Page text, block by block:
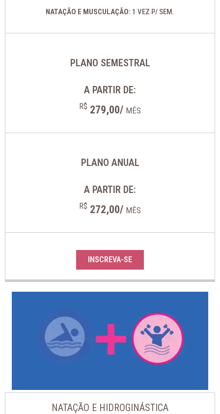
NATAÇÃO E MUSCULAÇÃO: 1 VEZ P/ SEM.
PLANO SEMESTRAL
A PARTIR DE:
R$ 279,00/ MÊS
PLANO ANUAL
A PARTIR DE:
R$ 272,00/ MÊS
INSCREVA-SE
NATAÇÃO E HIDROGINÁSTICA